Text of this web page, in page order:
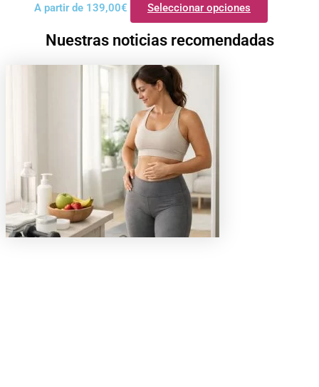
A partir de 139,00€ Seleccionar opciones
Nuestras noticias recomendadas